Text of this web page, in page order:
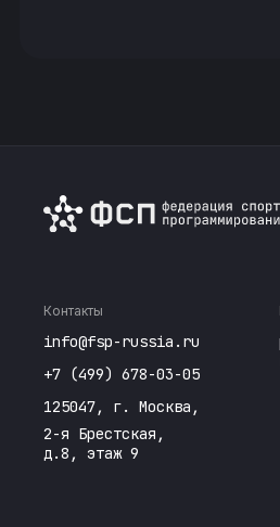
Контакты
info@fsp-russia.ru
+7 (499) 678-03-05
125047, г. Москва,
2-я Брестская,
д.8, этаж 9